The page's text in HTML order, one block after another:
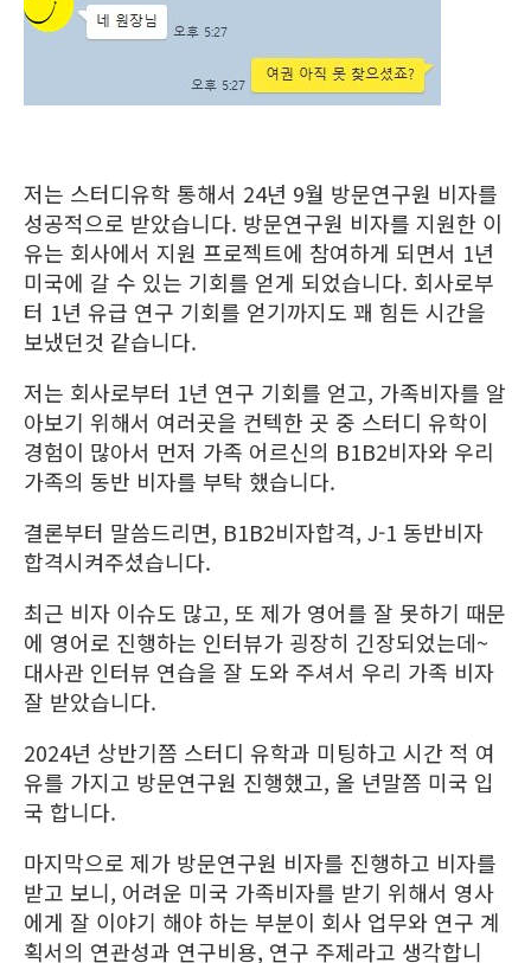
저는 스터디유학 통해서 24년 9월 방문연구원 비자를
성공적으로 받았습니다. 방문연구원 비자를 지원한 이
유는 회사에서 지원 프로젝트에 참여하게 되면서 1년
미국에 갈 수 있는 기회를 얻게 되었습니다. 회사로부
터 1년 유급 연구 기회를 얻기까지도 꽤 힘든 시간을
보냈던것 같습니다.
저는 회사로부터 1년 연구 기회를 얻고, 가족비자를 알
아보기 위해서 여러곳을 컨텍한 곳 중 스터디 유학이
경험이 많아서 먼저 가족 어르신의 B1B2비자와 우리
가족의 동반 비자를 부탁 했습니다.
결론부터 말씀드리면, B1B2비자합격, J-1 동반비자
합격시켜주셨습니다.
최근 비자 이슈도 많고, 또 제가 영어를 잘 못하기 때문
에 영어로 진행하는 인터뷰가 굉장히 긴장되었는데~
대사관 인터뷰 연습을 잘 도와 주셔서 우리 가족 비자
잘 받았습니다.
2024년 상반기쯤 스터디 유학과 미팅하고 시간 적 여
유를 가지고 방문연구원 진행했고, 올 년말쯤 미국 입
국 합니다.
마지막으로 제가 방문연구원 비자를 진행하고 비자를
받고 보니, 어려운 미국 가족비자를 받기 위해서 영사
에게 잘 이야기 해야 하는 부분이 회사 업무와 연구 계
획서의 연관성과 연구비용, 연구 주제라고 생각합니